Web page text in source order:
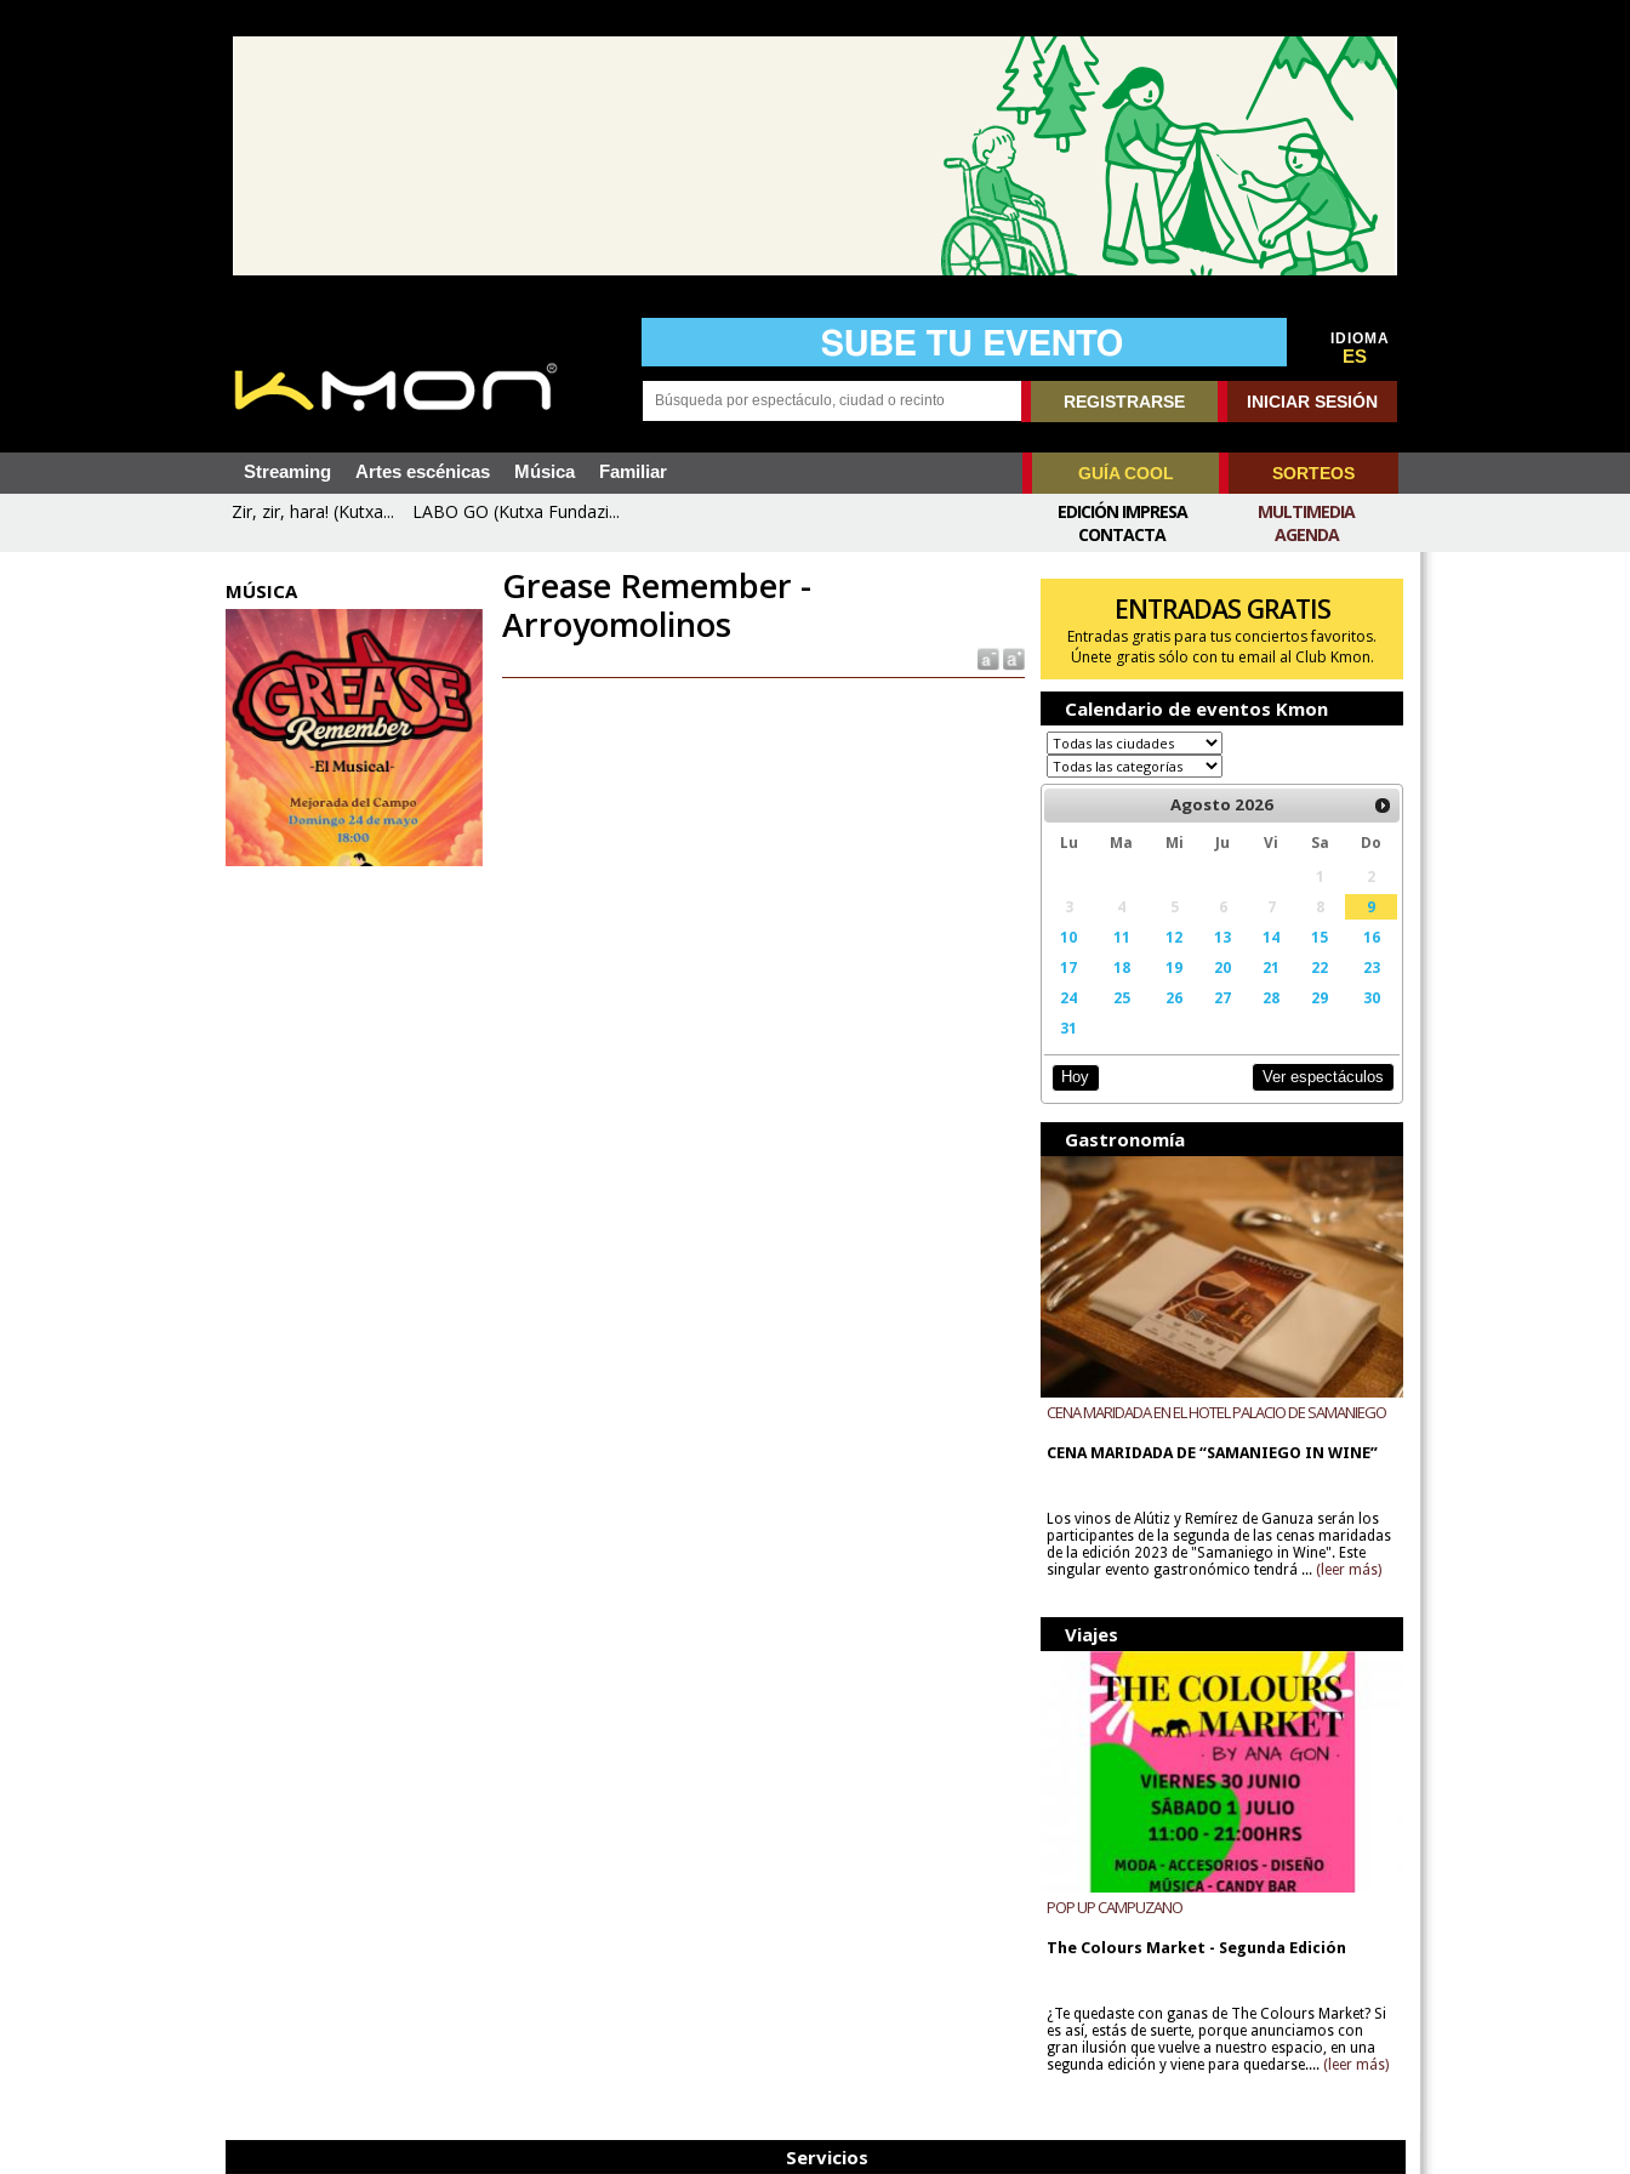
IDIOMA
ES
REGISTRARSE INICIAR SESIÓN
Streaming Artes escénicas Música Familiar GUÍA COOL SORTEOS
Zir, zir, hara! (Kutxa... LABO GO (Kutxa Fundazi...
MULTIMEDIA
AGENDA
EDICIÓN IMPRESA
CONTACTA
MÚSICA
Grease Remember -
Arroyomolinos
ENTRADAS GRATIS
Entradas gratis para tus conciertos favoritos.
Únete gratis sólo con tu email al Club Kmon.
Calendario de eventos Kmon
Agosto 2026
Lu Ma Mi Ju Vi Sa
Do
1
2
3
4 5 6 7 8
9
10
11 12 13 14 15
16
17
18 19 20 21 22
23
24
25 26 27 28 29
30
31
Hoy Ver espectáculos
Gastronomía
CENA MARIDADA EN EL HOTEL PALACIO DE SAMANIEGO
CENA MARIDADA DE “SAMANIEGO IN WINE”
Los vinos de Alútiz y Remírez de Ganuza serán los
participantes de la segunda de las cenas maridadas
de la edición 2023 de "Samaniego in Wine". Este
singular evento gastronómico tendrá ... (leer más)
Viajes
POP UP CAMPUZANO
The Colours Market - Segunda Edición
¿Te quedaste con ganas de The Colours Market? Si
es así, estás de suerte, porque anunciamos con
gran ilusión que vuelve a nuestro espacio, en una
segunda edición y viene para quedarse.... (leer más)
Servicios